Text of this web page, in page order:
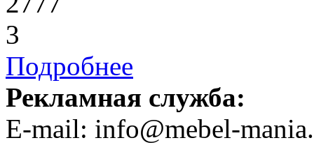
3
Подробнее
Рекламная служба:
E-mail: info@mebel-